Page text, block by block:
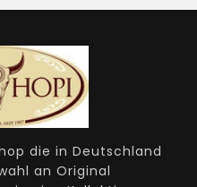
die in Deutschland
an Original